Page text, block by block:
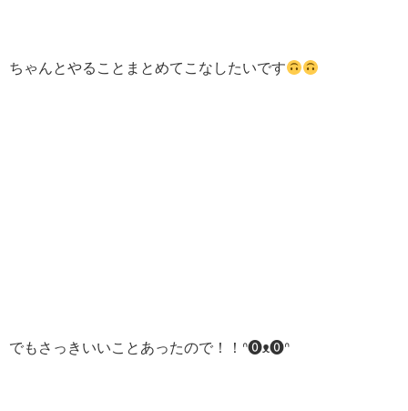
ちゃんとやることまとめてこなしたいです
でもさっきいいことあったので！！ᐢ⓿ᴥ⓿ᐢ